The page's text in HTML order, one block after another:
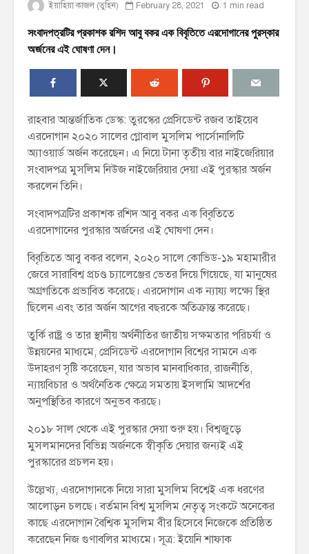
ইয়াহিয়া কাজল (তুহিন) February 28, 2021 1 min read
সংবাদপত্রটির প্রকাশক রশিদ আবু বকর এক বিবৃতিতে এরদোগানের পুরস্কার
অর্জনের এই ঘোষণা দেন।
রাহবার আন্তর্জাতিক ডেস্ক: তুরস্কের প্রেসিডেন্ট রজব তাইয়েব
এরদোগান ২০২০ সালের গ্লোবাল মুসলিম পার্সোনালিটি
অ্যাওয়ার্ড অর্জন করেছেন। এ নিয়ে টানা তৃতীয় বার নাইজেরিয়ার
সংবাদপত্র মুসলিম নিউজ নাইজেরিয়ার দেয়া এই পুরস্কার অর্জন
করলেন তিনি।
সংবাদপত্রটির প্রকাশক রশিদ আবু বকর এক বিবৃতিতে
এরদোগানের পুরস্কার অর্জনের এই ঘোষণা দেন।
বিবৃতিতে আবু বকর বলেন, ২০২০ সালে কোভিড-১৯ মহামারীর
জেরে সারাবিশ্ব প্রচণ্ড চ্যালেঞ্জের ভেতর দিয়ে গিয়েছে, যা মানুষের
অগ্রগতিকে প্রভাবিত করেছে। এরদোগান এক ন্যায্য লক্ষ্যে স্থির
ছিলেন এবং তার অর্জন আগের বছরকে অতিক্রান্ত করেছে।
তুর্কি রাষ্ট্র ও তার স্থানীয় অর্থনীতির জাতীয় সক্ষমতার পরিচর্যা ও
উন্নয়নের মাধ্যমে, প্রেসিডেন্ট এরদোগান বিশ্বের সামনে এক
উদাহরণ সৃষ্টি করেছেন, যার অভাব মানবাধিকার, রাজনীতি,
ন্যায়বিচার ও অর্থনৈতিক ক্ষেত্রে সমতায় ইসলামি আদর্শের
অনুপস্থিতির কারণে অনুভব করছে।
২০১৮ সাল থেকে এই পুরস্কার দেয়া শুরু হয়। বিশ্বজুড়ে
মুসলমানদের বিভিন্ন অর্জনকে স্বীকৃতি দেয়ার জন্যই এই
পুরস্কারের প্রচলন হয়।
উল্লেখ্য, এরদোগানকে নিয়ে সারা মুসলিম বিশ্বেই এক ধরণের
আলোড়ন চলছে। বর্তমান বিশ্ব মুসলিম নেতৃত্ব সংকটে অনেকের
কাছে এরদোগান বৈশ্বিক মুসলিম বীর হিসেবে নিজেকে প্রতিষ্ঠিত
করেছেন নিজ গুণাবলির মাধ্যমে। সূত্র: ইয়েনি শাফাক